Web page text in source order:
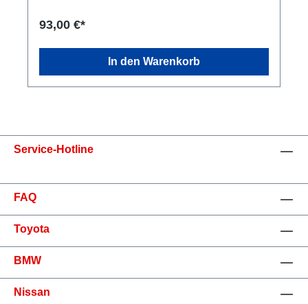
93,00 €*
In den Warenkorb
Service-Hotline
FAQ
Toyota
BMW
Nissan